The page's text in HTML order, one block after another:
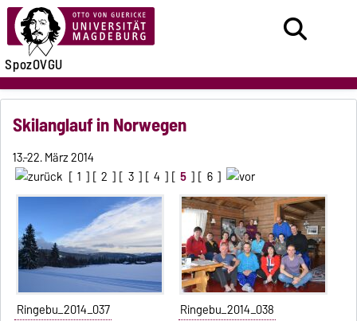
SpozOVGU
Skilanglauf in Norwegen
13.-22. März 2014
[ 1 ] [ 2 ] [ 3 ] [ 4 ] [ 5 ] [ 6 ]
Ringebu_2014_037 Ringebu_2014_038